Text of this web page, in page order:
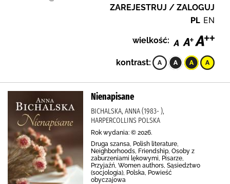
ZAREJESTRUJ / ZALOGUJ
PL EN
wielkość:
kontrast:
Nienapisane
BICHALSKA, ANNA (1983- ),
HARPERCOLLINS POLSKA
Rok wydania: © 2026.
Druga szansa, Polish literature,
Neighborhoods, Friendship, Osoby z
zaburzeniami lękowymi, Pisarze,
Przyjaźń, Women authors, Sąsiedztwo
(socjologia), Polska, Powieść
obyczajowa